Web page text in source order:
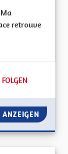
retrouve
50 FOLLOWER
FOLGEN
RETOUR AUX
ANZEIGEN